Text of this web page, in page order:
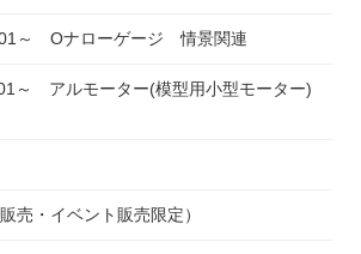
～ Oナローゲージ 情景関連
～ アルモーター(模型用小型モーター)
売・イベント販売限定）